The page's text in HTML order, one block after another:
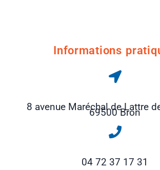
Informations
8 avenue Maréchal de Lattre
69500 Bron
04 72 37 17 31